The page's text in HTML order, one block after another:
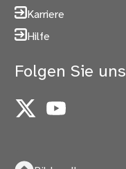
Karriere
Hilfe
Folgen Sie uns
X YouTube